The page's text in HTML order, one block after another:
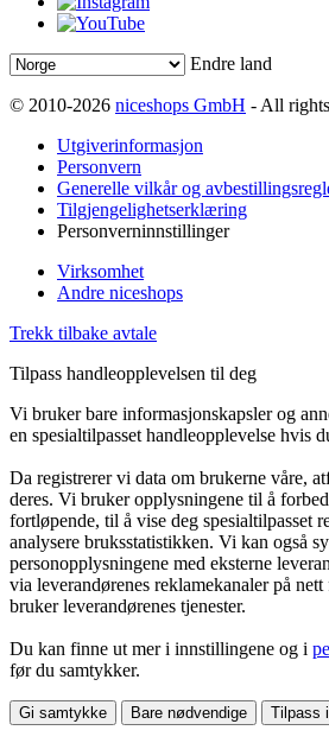
Endre land
© 2010-2026 niceshops GmbH - All
Utgiverinformasjon
Personvern
Generelle vilkår og
Tilgjengelighetserklæring
Personverninnstillinger
Virksomhet
Andre niceshops
Trekk tilbake avtale
Tilpass handleopplevelsen til deg
Vi bruker bare informasjonskapsler og
en spesialtilpasset handleopplevelse hvis
Da registrerer vi data om brukerne våre,
deres. Vi bruker opplysningene til å
fortløpende, til å vise deg spesialtilpasset
analysere bruksstatistikken. Vi kan også
personopplysningene med eksterne
via leverandørenes reklamekanaler på
bruker leverandørenes tjenester.
Du kan finne ut mer i innstillingene og i
før du samtykker.
Gi samtykke Bare nødvendige Tilpass